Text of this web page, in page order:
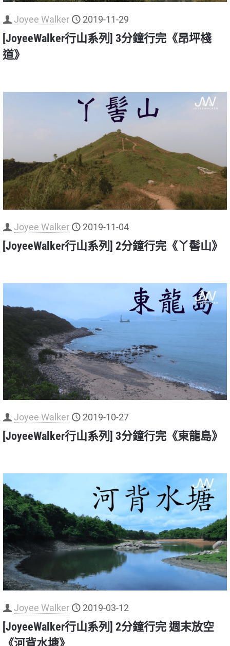
Joyee Walker 2019-11-29
[JoyeeWalker行山系列] 3分鐘行完《昂坪棧
道》
Joyee Walker 2019-11-04
[JoyeeWalker行山系列] 2分鐘行完《丫髻山》
Joyee Walker 2019-10-27
[JoyeeWalker行山系列] 3分鐘行完《東龍島》
Joyee Walker 2019-03-12
[JoyeeWalker行山系列] 2分鐘行完 週末放空
《河背水塘》